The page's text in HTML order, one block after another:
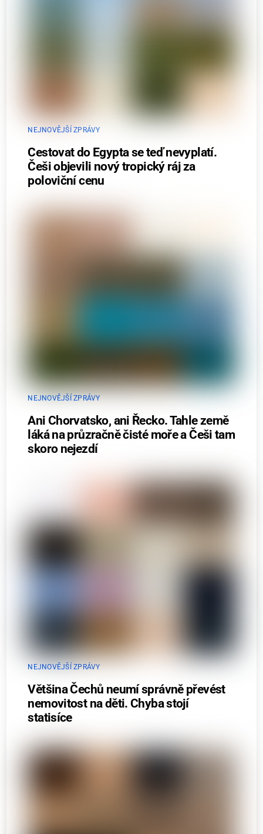
NEJNOVĚJŠÍ ZPRÁVY
Cestovat do Egypta se teď nevyplatí.
Češi objevili nový tropický ráj za
poloviční cenu
NEJNOVĚJŠÍ ZPRÁVY
Ani Chorvatsko, ani Řecko. Tahle země
láká na průzračně čisté moře a Češi tam
skoro nejezdí
NEJNOVĚJŠÍ ZPRÁVY
Většina Čechů neumí správně převést
nemovitost na děti. Chyba stojí
statisíce